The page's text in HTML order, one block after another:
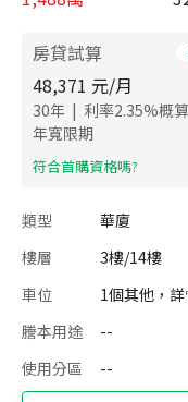
房貸試算
48,371 元/月
30年 | 利率2.35%概算
年寬限期
​符合首購資格嗎?
類型 華廈
樓層
3樓/14樓
車位
1個其他，
謄本用途
--
使用分區
--